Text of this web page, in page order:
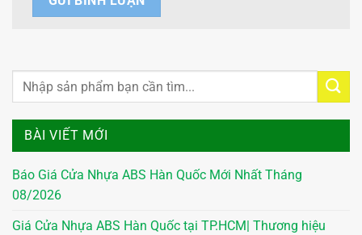
BÀI VIẾT MỚI
Báo Giá Cửa Nhựa ABS Hàn Quốc Mới Nhất Tháng
08/2026
Giá Cửa Nhựa ABS Hàn Quốc tại TP.HCM| Thương hiệu